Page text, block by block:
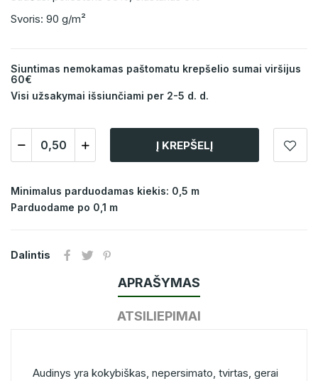
Svoris: 90 g/m²
Siuntimas nemokamas paštomatu krepšelio sumai viršijus
60€
Visi užsakymai išsiunčiami per 2-5 d. d.
Į KREPŠELĮ
Minimalus parduodamas kiekis: 0,5 m
Parduodame po 0,1 m
Dalintis
APRAŠYMAS
ATSILIEPIMAI
Audinys yra kokybiškas, nepersimato, tvirtas, gerai